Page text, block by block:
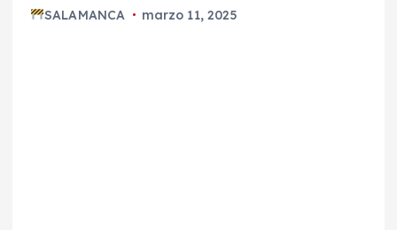
SALAMANCA marzo 11, 2025